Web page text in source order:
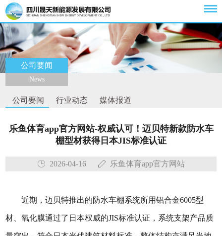
公司要闻
News
公司要闻 行业动态 媒体报道
乐鱼体育app官方网站-权威认可！迈贝特新款防水车
棚型材获得日本JIS标准认证
2026-04-16 乐鱼体育app官方网站
近期，迈贝特推出的防水车棚系统所用铝合金6005型
材、氧化膜通过了日本权威的JIS标准认证，系统支架产品质